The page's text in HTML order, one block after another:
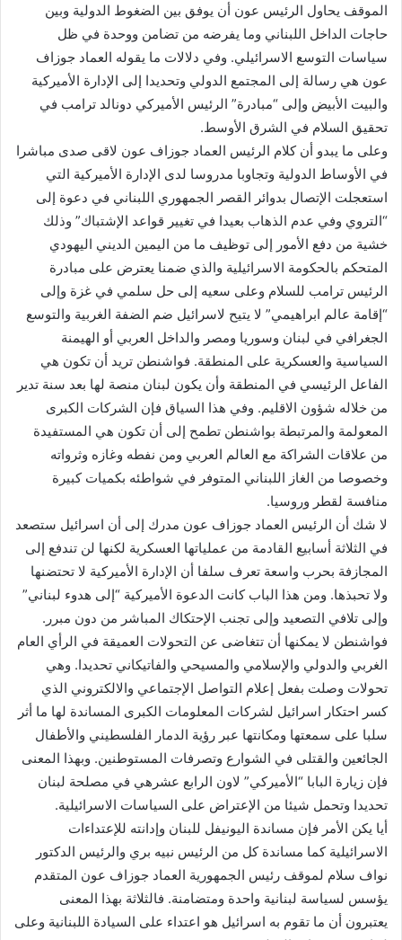
الموقف يحاول الرئيس عون أن يوفق بين الضغوط الدولية وبين
حاجات الداخل اللبناني وما يفرضه من تضامن ووحدة في ظل
سياسات التوسع الاسرائيلي. وفي دلالات ما يقوله العماد جوزاف
عون هي رسالة إلى المجتمع الدولي وتحديدا إلى الإدارة الأميركية
والبيت الأبيض وإلى “مبادرة” الرئيس الأميركي دونالد ترامب في
تحقيق السلام في الشرق الأوسط.
وعلى ما يبدو أن كلام الرئيس العماد جوزاف عون لاقى صدى مباشرا
في الأوساط الدولية وتجاوبا مدروسا لدى الإدارة الأميركية التي
استعجلت الإتصال بدوائر القصر الجمهوري اللبناني في دعوة إلى
“التروي وفي عدم الذهاب بعيدا في تغيير قواعد الإشتباك” وذلك
خشية من دفع الأمور إلى توظيف ما من اليمين الديني اليهودي
المتحكم بالحكومة الاسرائيلية والذي ضمنا يعترض على مبادرة
الرئيس ترامب للسلام وعلى سعيه إلى حل سلمي في غزة وإلى
“إقامة عالم ابراهيمي” لا يتيح لاسرائيل ضم الضفة الغربية والتوسع
الجغرافي في لبنان وسوريا ومصر والداخل العربي أو الهيمنة
السياسية والعسكرية على المنطقة. فواشنطن تريد أن تكون هي
الفاعل الرئيسي في المنطقة وأن يكون لبنان منصة لها بعد سنة تدير
من خلاله شؤون الاقليم. وفي هذا السياق فإن الشركات الكبرى
المعولمة والمرتبطة بواشنطن تطمح إلى أن تكون هي المستفيدة
من علاقات الشراكة مع العالم العربي ومن نفطه وغازه وثرواته
وخصوصا من الغاز اللبناني المتوفر في شواطئه بكميات كبيرة
منافسة لقطر وروسيا.
لا شك أن الرئيس العماد جوزاف عون مدرك إلى أن اسرائيل ستصعد
في الثلاثة أسابيع القادمة من عملياتها العسكرية لكنها لن تندفع إلى
المجازفة بحرب واسعة تعرف سلفا أن الإدارة الأميركية لا تحتضنها
ولا تحبذها. ومن هذا الباب كانت الدعوة الأميركية “إلى هدوء لبناني”
وإلى تلافي التصعيد وإلى تجنب الإحتكاك المباشر من دون مبرر.
فواشنطن لا يمكنها أن تتغاضى عن التحولات العميقة في الرأي العام
الغربي والدولي والإسلامي والمسيحي والفاتيكاني تحديدا. وهي
تحولات وصلت بفعل إعلام التواصل الإجتماعي والالكتروني الذي
كسر احتكار اسرائيل لشركات المعلومات الكبرى المساندة لها ما أثر
سلبا على سمعتها ومكانتها عبر رؤية الدمار الفلسطيني والأطفال
الجائعين والقتلى في الشوارع وتصرفات المستوطنين. وبهذا المعنى
فإن زيارة البابا “الأميركي” لاون الرابع عشرهي في مصلحة لبنان
تحديدا وتحمل شيئا من الإعتراض على السياسات الاسرائيلية.
أيا يكن الأمر فإن مساندة اليونيفل للبنان وإدانته للإعتداءات
الاسرائيلية كما مساندة كل من الرئيس نبيه بري والرئيس الدكتور
نواف سلام لموقف رئيس الجمهورية العماد جوزاف عون المتقدم
يؤسس لسياسة لبنانية واحدة ومتضامنة. فالثلاثة بهذا المعنى
يعتبرون أن ما تقوم به اسرائيل هو اعتداء على السيادة اللبنانية وعلى